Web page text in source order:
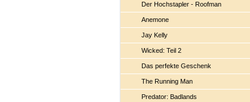
Der Hochstapler - Roofman
Anemone
Jay Kelly
Wicked: Teil 2
Das perfekte Geschenk
The Running Man
Predator: Badlands